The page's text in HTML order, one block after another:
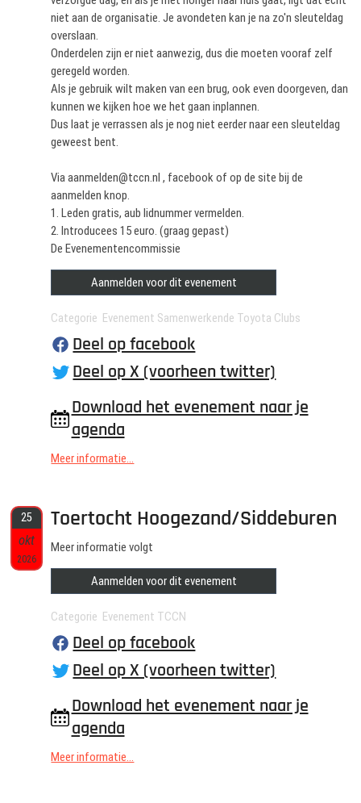
niet aan de organisatie. Je avondeten kan je na zo'n sleuteldag
overslaan.
Onderdelen zijn er niet aanwezig, dus die moeten vooraf zelf
geregeld worden.
Als je gebruik wilt maken van een brug, ook even doorgeven, dan
kunnen we kijken hoe we het gaan inplannen.
Dus laat je verrassen als je nog niet eerder naar een sleuteldag
geweest bent.
Via aanmelden@tccn.nl , facebook of op de site bij de
aanmelden knop.
1. Leden gratis, aub lidnummer vermelden.
2. Introducees 15 euro. (graag gepast)
De Evenementencommissie
Aanmelden voor dit evenement
Categorie Evenement Samenwerkende Toyota Clubs
Deel op facebook
Deel op X (voorheen twitter)
Download het evenement naar je
agenda
Meer informatie...
25
okt
2026
Toertocht Hoogezand/Siddeburen
Meer informatie volgt
Aanmelden voor dit evenement
Categorie Evenement TCCN
Deel op facebook
Deel op X (voorheen twitter)
Download het evenement naar je
agenda
Meer informatie...